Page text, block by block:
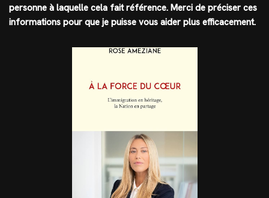
personne à laquelle cela fait référence. Merci de préciser ces
informations pour que je puisse vous aider plus efficacement.